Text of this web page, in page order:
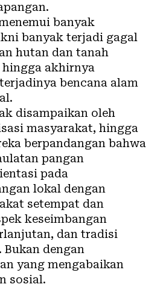
banyak
banyak terjadi gagal
hutan dan tanah
akhirnya
bencana alam
disampaikan oleh
masyarakat, hingga
berpandangan bahwa
pangan
pada
lokal dengan
setempat dan
keseimbangan
dan tradisi
dengan
yang mengabaikan
sosial.